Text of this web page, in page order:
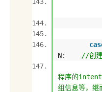
N:
//创
程序的intent
组信息等，